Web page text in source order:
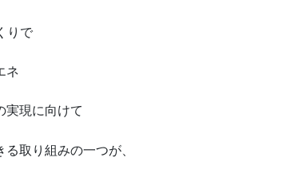
りで
ネ
実現に向けて
る取り組みの一つが、